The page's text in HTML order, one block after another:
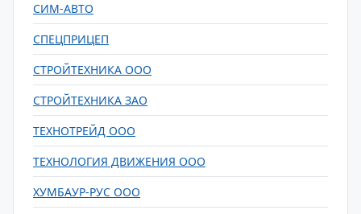
СИМ-АВТО
СПЕЦПРИЦЕП
СТРОЙТЕХНИКА ООО
СТРОЙТЕХНИКА ЗАО
ТЕХНОТРЕЙД ООО
ТЕХНОЛОГИЯ ДВИЖЕНИЯ ООО
ХУМБАУР-РУС ООО